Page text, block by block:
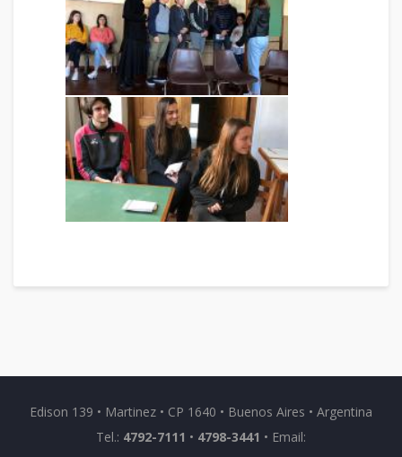
Edison 139 • Martinez • CP 1640 • Buenos Aires • Argentina
Tel.: 4792-7111 • 4798-3441 • Email: